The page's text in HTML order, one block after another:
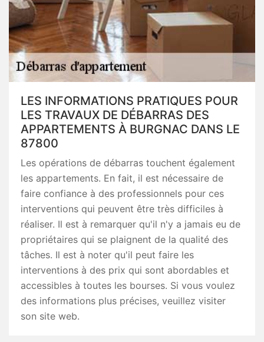
LES INFORMATIONS PRATIQUES POUR
LES TRAVAUX DE DÉBARRAS DES
APPARTEMENTS À BURGNAC DANS LE
87800
Les opérations de débarras touchent également
les appartements. En fait, il est nécessaire de
faire confiance à des professionnels pour ces
interventions qui peuvent être très difficiles à
réaliser. Il est à remarquer qu'il n'y a jamais eu de
propriétaires qui se plaignent de la qualité des
tâches. Il est à noter qu'il peut faire les
interventions à des prix qui sont abordables et
accessibles à toutes les bourses. Si vous voulez
des informations plus précises, veuillez visiter
son site web.